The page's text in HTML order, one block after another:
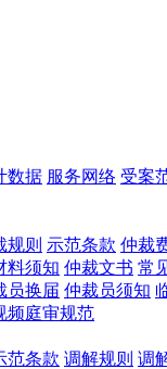
数据 服务网络 受案
规则 示范条款 仲裁
料须知 仲裁文书 常
员换届 仲裁员须知
频庭审规范
范条款 调解规则 调